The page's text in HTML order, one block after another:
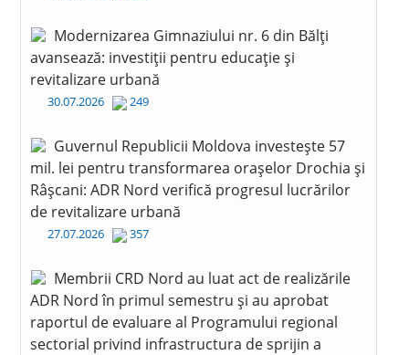
Modernizarea Gimnaziului nr. 6 din Bălți
avansează: investiții pentru educație și
revitalizare urbană
30.07.2026 249
Guvernul Republicii Moldova investește 57
mil. lei pentru transformarea orașelor Drochia și
Râșcani: ADR Nord verifică progresul lucrărilor
de revitalizare urbană
27.07.2026 357
Membrii CRD Nord au luat act de realizările
ADR Nord în primul semestru și au aprobat
raportul de evaluare al Programului regional
sectorial privind infrastructura de sprijin a